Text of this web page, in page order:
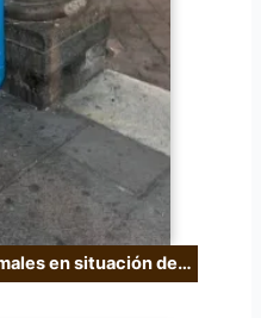
en situación de…